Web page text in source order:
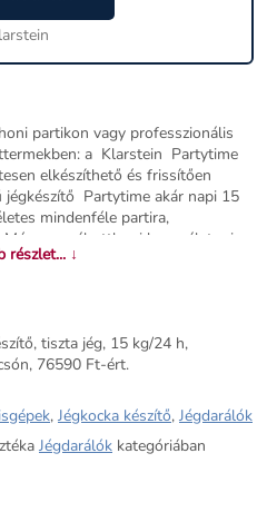
partikon vagy professzionális
a Klarstein Partytime
elkészíthető és frissítően
Partytime akár napi 15
mindenféle partira,
normál otthoni használatra is a
lesznek friss jégkockái otthon
alatt, 7-15 perc alatt. Üres
esetén a jégkészítő elején
található jelzőfények időben
elmosható az öntisztító
acél konstrukciónak
előlapú kialakítás tökéletesen
a jégkészítővel a
készíthet pillanatok alatt
részlet... ↓
tiszta jég, 15 kg/24 h,
76590 Ft-ért.
, Jégkocka készítő, Jégdarálók
Jégdarálók kategóriában